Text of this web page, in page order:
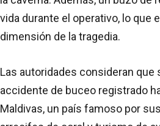
vida durante el operativo, lo que
dimensión de la tragedia.
Las autoridades consideran que
accidente de buceo registrado
Maldivas, un país famoso por